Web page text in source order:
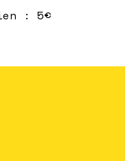
: 5€